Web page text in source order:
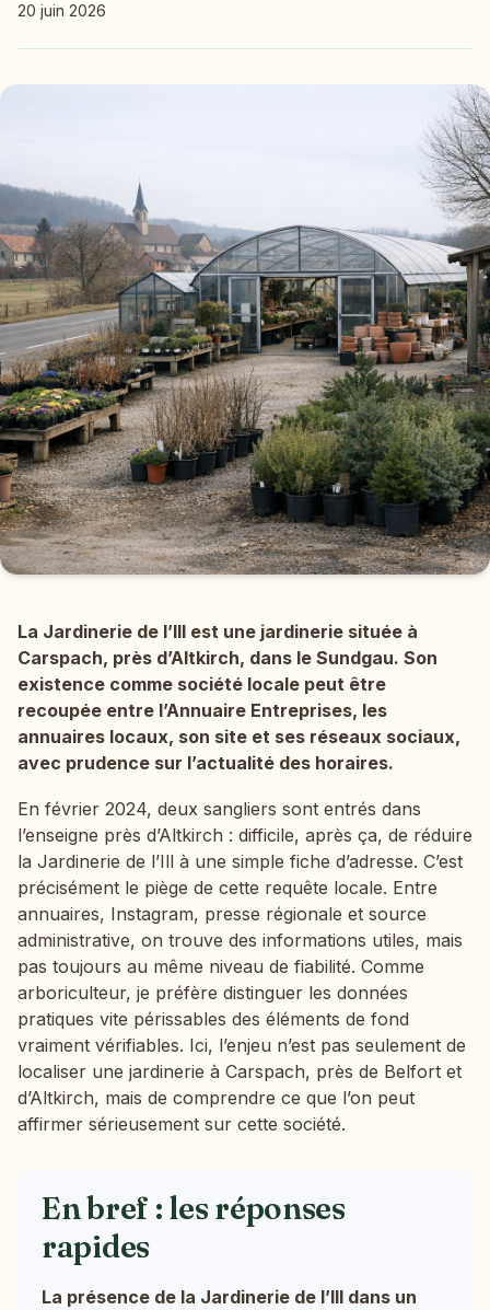
20 juin 2026
La Jardinerie de l’Ill est une jardinerie située à
Carspach, près d’Altkirch, dans le Sundgau. Son
existence comme société locale peut être
recoupée entre l’Annuaire Entreprises, les
annuaires locaux, son site et ses réseaux sociaux,
avec prudence sur l’actualité des horaires.
En février 2024, deux sangliers sont entrés dans
l’enseigne près d’Altkirch : difficile, après ça, de réduire
la Jardinerie de l’Ill à une simple fiche d’adresse. C’est
précisément le piège de cette requête locale. Entre
annuaires, Instagram, presse régionale et source
administrative, on trouve des informations utiles, mais
pas toujours au même niveau de fiabilité. Comme
arboriculteur, je préfère distinguer les données
pratiques vite périssables des éléments de fond
vraiment vérifiables. Ici, l’enjeu n’est pas seulement de
localiser une jardinerie à Carspach, près de Belfort et
d’Altkirch, mais de comprendre ce que l’on peut
affirmer sérieusement sur cette société.
En bref : les réponses
rapides
La présence de la Jardinerie de l’Ill dans un